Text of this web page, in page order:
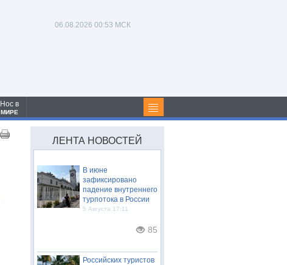
06.08.2026 00:53 МСК
Нос в
МИРЕ
ЛЕНТА НОВОСТЕЙ
В июне
зафиксировано
падение внутреннего
турпотока в России
5 Августа 17:11
85
Российских туристов